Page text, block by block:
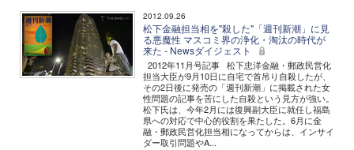
2012.09.26
松下金融担当相を"殺した"「週刊新潮」に見
る悪魔性 マスコミ界の浄化・淘汰の時代が
来た - Newsダイジェスト
2012年11月号記事 松下忠洋金融・郵政民営化
担当大臣が9月10日に自宅で首吊り自殺したが、
その2日後に発売の「週刊新潮」に掲載された女
性問題の記事を苦にした自殺という見方が強い。
松下氏は、今年2月には復興副大臣に就任し福島
県への対応で中心的役割を果たした。6月に金
融・郵政民営化担当相になってからは、インサイ
ダー取引問題やA...